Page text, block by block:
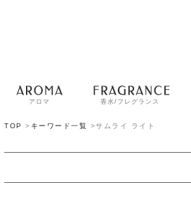
アロマ 香水/フレグランス
TOP > キーワード一覧 >サムライ ライト